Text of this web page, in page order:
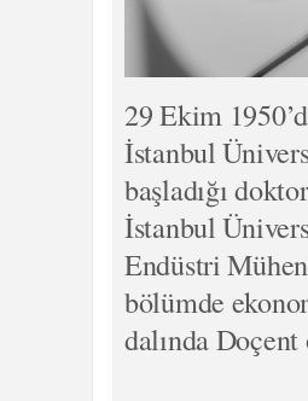
29 Ekim
İstanbul
başladığı
İstanbul
Endüstri
bölümde
dalında